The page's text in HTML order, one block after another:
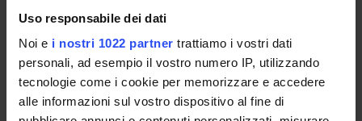
Uso responsabile dei dati
Noi e i nostri 1022 partner trattiamo i vostri dati
personali, ad esempio il vostro numero IP, utilizzando
tecnologie come i cookie per memorizzare e accedere
alle informazioni sul vostro dispositivo al fine di
ORGANISATION
GOVERNANCE